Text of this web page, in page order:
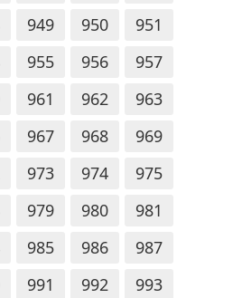
949 950
951
955 956
957
961 962
963
967 968
969
973 974
975
979 980
981
985 986
987
991 992 993